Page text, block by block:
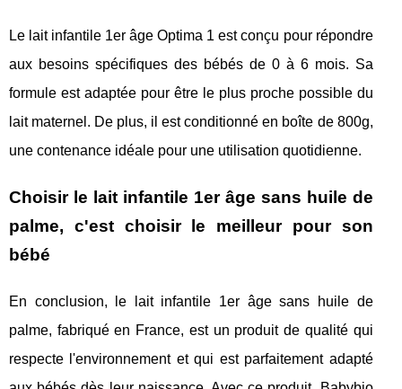
Le lait infantile 1er âge Optima 1 est conçu pour répondre
aux besoins spécifiques des bébés de 0 à 6 mois. Sa
formule est adaptée pour être le plus proche possible du
lait maternel. De plus, il est conditionné en boîte de 800g,
une contenance idéale pour une utilisation quotidienne.
Choisir le lait infantile 1er âge sans huile de
palme, c'est choisir le meilleur pour son
bébé
En conclusion, le lait infantile 1er âge sans huile de
palme, fabriqué en France, est un produit de qualité qui
respecte l'environnement et qui est parfaitement adapté